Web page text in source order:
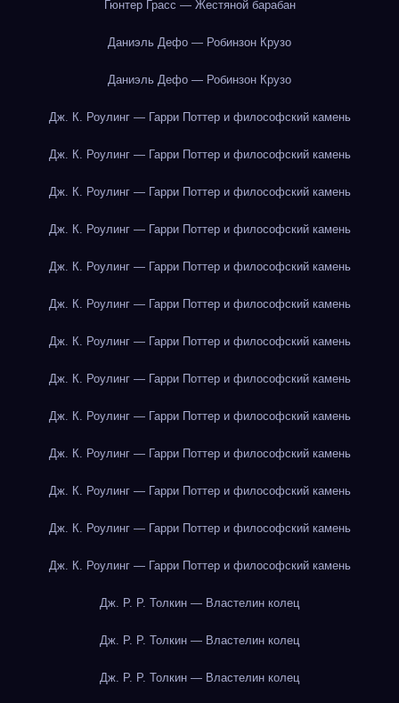
Гюнтер Грасс — Жестяной барабан
Даниэль Дефо — Робинзон Крузо
Даниэль Дефо — Робинзон Крузо
Дж. К. Роулинг — Гарри Поттер и философский камень
Дж. К. Роулинг — Гарри Поттер и философский камень
Дж. К. Роулинг — Гарри Поттер и философский камень
Дж. К. Роулинг — Гарри Поттер и философский камень
Дж. К. Роулинг — Гарри Поттер и философский камень
Дж. К. Роулинг — Гарри Поттер и философский камень
Дж. К. Роулинг — Гарри Поттер и философский камень
Дж. К. Роулинг — Гарри Поттер и философский камень
Дж. К. Роулинг — Гарри Поттер и философский камень
Дж. К. Роулинг — Гарри Поттер и философский камень
Дж. К. Роулинг — Гарри Поттер и философский камень
Дж. К. Роулинг — Гарри Поттер и философский камень
Дж. К. Роулинг — Гарри Поттер и философский камень
Дж. Р. Р. Толкин — Властелин колец
Дж. Р. Р. Толкин — Властелин колец
Дж. Р. Р. Толкин — Властелин колец